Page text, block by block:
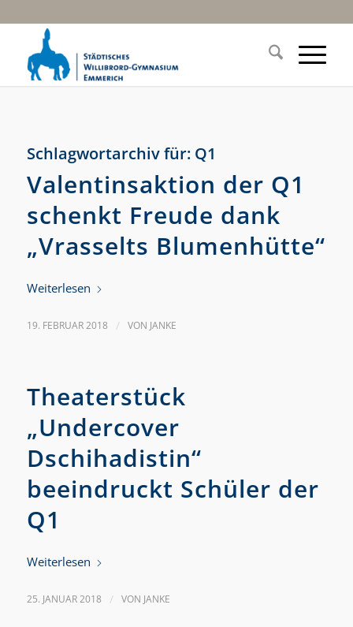
Schlagwortarchiv für: Q1
Valentinsaktion der Q1
schenkt Freude dank
„Vrasselts Blumenhütte“
Weiterlesen
19. FEBRUAR 2018 / VON JANKE
Theaterstück
„Undercover
Dschihadistin“
beeindruckt Schüler der
Q1
Weiterlesen
25. JANUAR 2018 / VON JANKE